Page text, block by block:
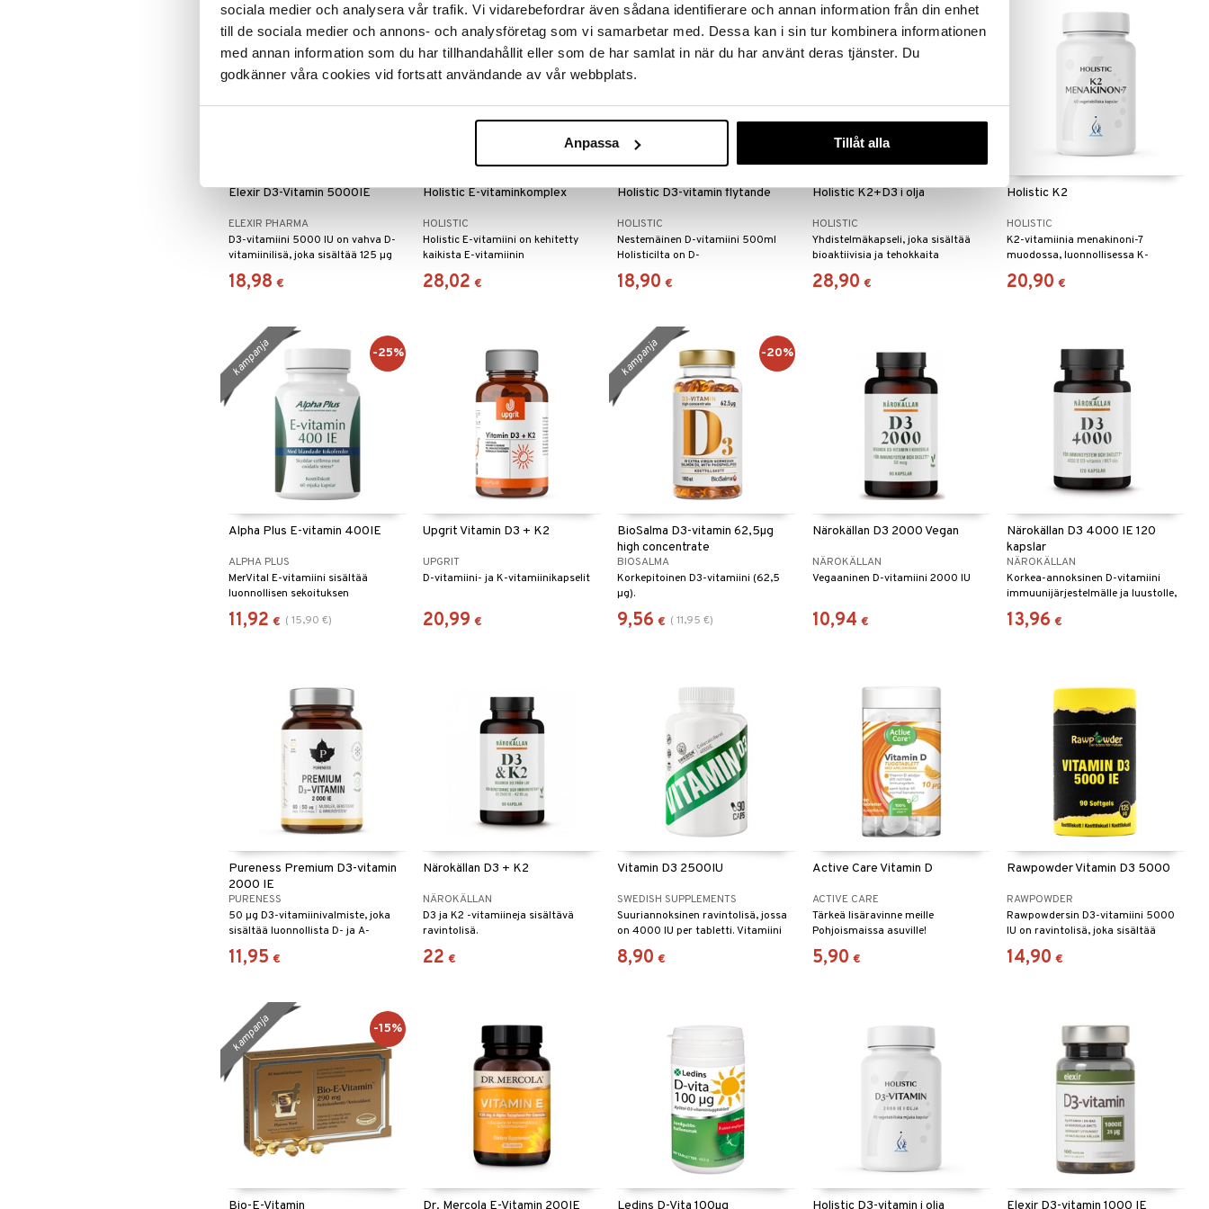
sociala medier och analysera vår trafik. Vi vidarebefordrar även sådana identifierare och annan information från din enhet
till de sociala medier och annons- och analysföretag som vi samarbetar med. Dessa kan i sin tur kombinera informationen
med annan information som du har tillhandahållit eller som de har samlat in när du har använt deras tjänster. Du
godkänner våra cookies vid fortsatt användande av vår webbplats.
Anpassa Tillåt alla
Elexir D3-Vitamin 5000IE
ELEXIR PHARMA
D3-vitamiini 5000 IU on vahva D-
vitamiinilisä, joka sisältää 125 µg
per kapseli.
18,98 €
uutuus
Holistic E-vitaminkomplex
HOLISTIC
Holistic E-vitamiini on kehitetty
kaikista E-vitamiinin
antioksidanteista (tokoferoleista ja
tokotrienoleista).
28,02 €
Holistic D3-vitamin flytande
HOLISTIC
Nestemäinen D-vitamiini 500ml
Holisticilta on D-
vitamiinilisäravinne jota keho
tarvitsee imeyttääkseen fosfaatin
18,90 €
Holistic K2+D3 i olja
HOLISTIC
Yhdistelmäkapseli, joka sisältää
bioaktiivisia ja tehokkaita
luonnollisen K2-vitamiinin (MK-7) ja
D3-vitamiinin muotoja.
28,90 €
Holistic K2
HOLISTIC
K2-vitamiinia menakinoni-7
muodossa, luonnollisessa K-
vitamiinin muodossa.
20,90 €
Alpha Plus E-vitamin 400IE
ALPHA PLUS
MerVital E-vitamiini sisältää
luonnollisen sekoituksen
yhteisvaikuttavia tokoferoleja.
11,92 € ( 15,90 €)
kampanja -25%
Upgrit Vitamin D3 + K2
UPGRIT
D-vitamiini- ja K-vitamiinikapselit
20,99 €
BioSalma D3-vitamin 62,5µg
high concentrate
BIOSALMA
Korkepitoinen D3-vitamiini (62,5
µg).
9,56 € ( 11,95 €)
kampanja -20%
Närokällan D3 2000 Vegan
NÄROKÄLLAN
Vegaaninen D-vitamiini 2000 IU
10,94 €
Närokällan D3 4000 IE 120
kapslar
NÄROKÄLLAN
Korkea-annoksinen D-vitamiini
immuunijärjestelmälle ja luustolle,
sisältää MCT-öljyä optimaalista
imeytymistä varten.
13,96 €
Pureness Premium D3-vitamin
2000 IE
PURENESS
50 µg D3-vitamiinivalmiste, joka
sisältää luonnollista D- ja A-
vitamiinia
11,95 €
Närokällan D3 + K2
NÄROKÄLLAN
D3 ja K2 -vitamiineja sisältävä
ravintolisä.
22 €
Vitamin D3 2500IU
SWEDISH SUPPLEMENTS
Suuriannoksinen ravintolisä, jossa
on 4000 IU per tabletti. Vitamiini
koostuu kolekalsiferolista.
8,90 €
Active Care Vitamin D
ACTIVE CARE
Tärkeä lisäravinne meille
Pohjoismaissa asuville!
5,90 €
Rawpowder Vitamin D3 5000
RAWPOWDER
Rawpowdersin D3-vitamiini 5000
IU on ravintolisä, joka sisältää
suuren annoksen D3-vitamiinia
kolekalsiferolin muodossa.
14,90 €
Bio-E-Vitamin
kampanja -15%
Dr. Mercola E-Vitamin 200IE Ledins D-Vita 100µg Holistic D3-vitamin i olja Elexir D3-vitamin 1000 IE